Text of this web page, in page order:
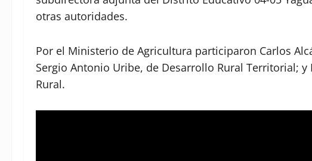
otras autoridades.
Por el Ministerio de Agricultura participaron Carlos
Sergio Antonio Uribe, de Desarrollo Rural Territorial;
Rural.